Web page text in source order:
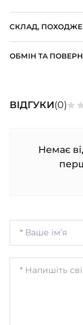
СКЛАД,
ОБМІН ТА
ВІДГУКИ(0)
Немає